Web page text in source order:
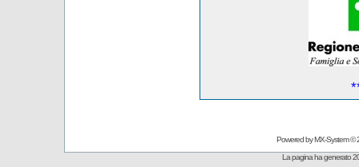
Powered byMX-System©
La pagina ha generato